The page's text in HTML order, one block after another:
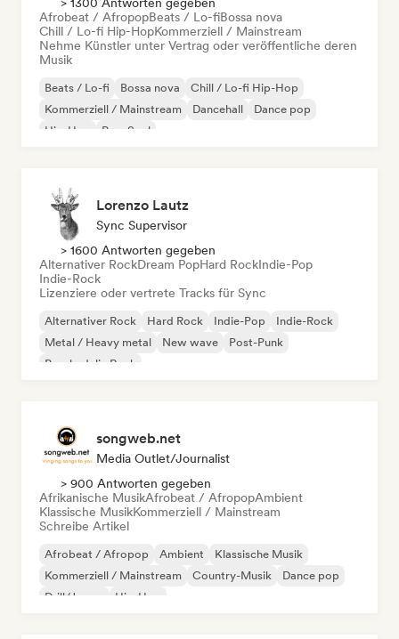
Afrobeat / AfropopBeats / Lo-fiBossa nova
Chill / Lo-fi Hip-HopKommerziell / Mainstream
Nehme Künstler unter Vertrag oder veröffentliche deren
Musik
Beats / Lo-fi Bossa nova
Chill / Lo-fi Hip-Hop
Kommerziell / Mainstream
Dancehall
Dance pop
Hip-Hop
Pop-Soul
Lorenzo Lautz
Sync Supervisor
> 1600 Antworten gegeben
Alternativer RockDream PopHard RockIndie-Pop
Indie-Rock
Lizenziere oder vertrete Tracks für Sync
Alternativer Rock Hard Rock Indie-Pop
Indie-Rock
Metal / Heavy metal
New wave
Post-Punk
Psychedelic Rock
songweb.net
Media Outlet/Journalist
> 900 Antworten gegeben
Afrikanische MusikAfrobeat / AfropopAmbient
Klassische MusikKommerziell / Mainstream
Schreibe Artikel
Afrobeat / Afropop Ambient
Klassische Musik
Kommerziell / Mainstream
Country-Musik
Dance pop
Drill/Jersey
Hip-Hop